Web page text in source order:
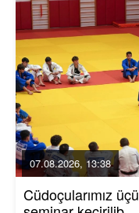
07.08.2026, 13:38
Cüdoçularımız